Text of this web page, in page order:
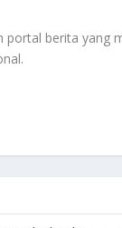
portal berita yang